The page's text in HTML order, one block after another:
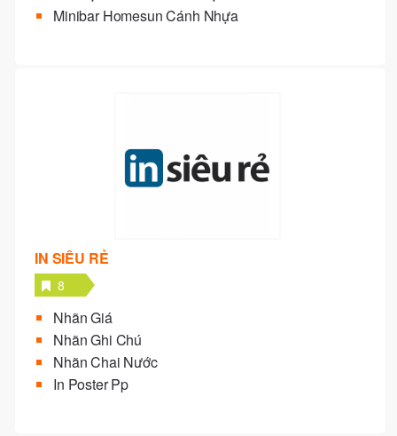
Minibar Homesun Cánh Nhựa
IN SIÊU RẺ
8
Nhãn Giá
Nhãn Ghi Chú
Nhãn Chai Nước
In Poster Pp